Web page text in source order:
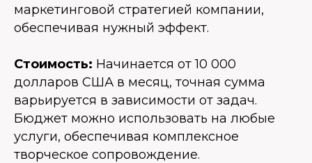
маркетинговой стратегией компании,
обеспечивая нужный эффект.
Стоимость: Начинается от 10 000
долларов США в месяц, точная сумма
варьируется в зависимости от задач.
Бюджет можно использовать на любые
услуги, обеспечивая комплексное
творческое сопровождение.